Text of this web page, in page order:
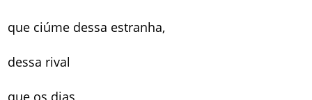
que ciúme dessa estranha,
dessa rival
que os dias